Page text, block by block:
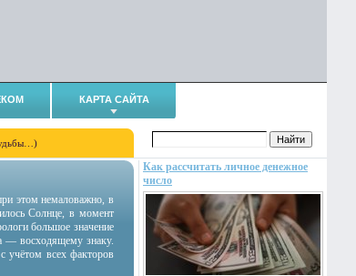
КАРТА САЙТА
Как рассчитать личное денежное
число
этом немаловажно, в
Солнце, в момент
большое значение
— восходящему знаку.
учётом всех факторов